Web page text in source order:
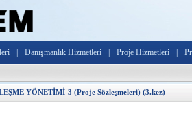
Danışmanlık Hizmetleri Proje Hizmetleri
YÖNETİMİ-3 (Proje Sözleşmeleri) (3.kez)